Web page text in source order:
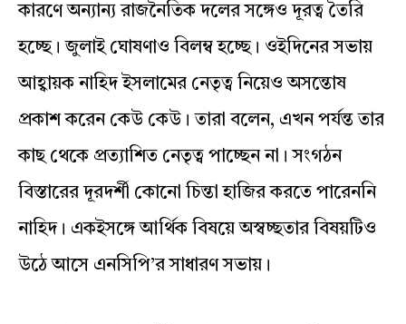
কারণে অন্যান্য রাজনৈতিক দলের সঙ্গেও দূরত্ব তৈরি
হচ্ছে। জুলাই ঘোষণাও বিলম্ব হচ্ছে। ওইদিনের সভায়
আহ্বায়ক নাহিদ ইসলামের নেতৃত্ব নিয়েও অসন্তোষ
প্রকাশ করেন কেউ কেউ। তারা বলেন, এখন পর্যন্ত তার
কাছ থেকে প্রত্যাশিত নেতৃত্ব পাচ্ছেন না। সংগঠন
বিস্তারের দূরদর্শী কোনো চিন্তা হাজির করতে পারেননি
নাহিদ। একইসঙ্গে আর্থিক বিষয়ে অস্বচ্ছতার বিষয়টিও
উঠে আসে এনসিপি’র সাধারণ সভায়।